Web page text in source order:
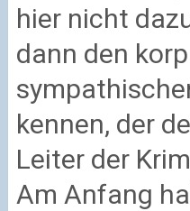
hier nicht
dann den
kennen, der
Leiter der
Am Anfang